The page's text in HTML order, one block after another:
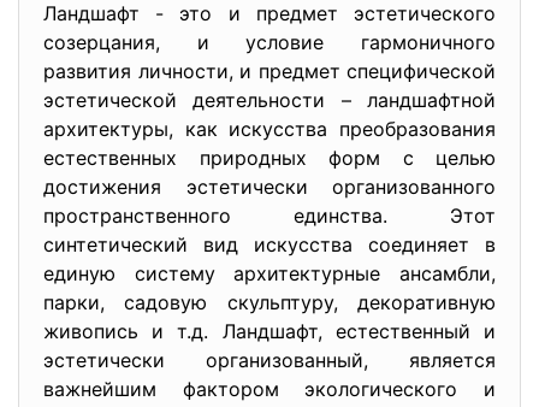
Ландшафт - это и предмет эстетического
созерцания, и условие гармоничного
развития личности, и предмет специфической
эстетической деятельности – ландшафтной
архитектуры, как искусства преобразования
естественных природных форм с целью
достижения эстетически организованного
пространственного единства. Этот
синтетический вид искусства соединяет в
единую систему архитектурные ансамбли,
парки, садовую скульптуру, декоративную
живопись и т.д. Ландшафт, естественный и
эстетически организованный, является
важнейшим фактором экологического и